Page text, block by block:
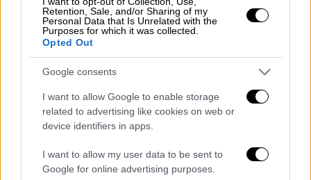
Retention, Sale, and/or Sharing of my
Personal Data that Is Unrelated with the
Purposes for which it was collected.
Opted Out
Google consents
I want to allow Google to enable storage
related to advertising like cookies on web or
device identifiers in apps.
I want to allow my user data to be sent to
Google for online advertising purposes.
καταχώρηση
Διαβάστε ακόμη